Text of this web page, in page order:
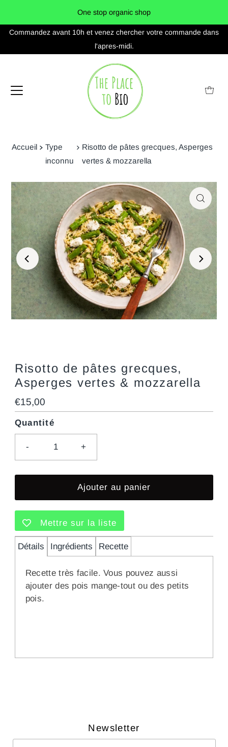
Commandez avant 10h et venez chercher votre commande dans
l'apres-midi.
Accueil
Type
inconnu
Risotto de pâtes grecques, Asperges
vertes & mozzarella
Risotto de pâtes grecques,
Asperges vertes & mozzarella
Prix
€15,00
Quantité
- +
Mettre sur la liste
Détails Ingrédients Recette
Recette très facile. Vous pouvez aussi
ajouter des pois mange-tout ou des petits
pois.
Newsletter